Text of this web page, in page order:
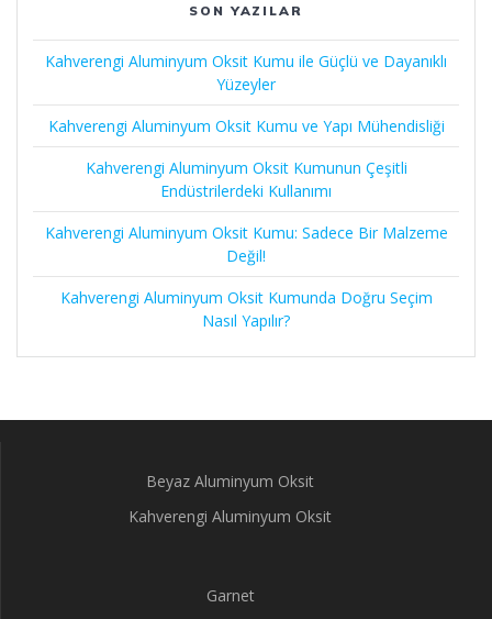
SON YAZILAR
Kahverengi Aluminyum Oksit Kumu ile Güçlü ve Dayanıklı
Yüzeyler
Kahverengi Aluminyum Oksit Kumu ve Yapı Mühendisliği
Kahverengi Aluminyum Oksit Kumunun Çeşitli
Endüstrilerdeki Kullanımı
Kahverengi Aluminyum Oksit Kumu: Sadece Bir Malzeme
Değil!
Kahverengi Aluminyum Oksit Kumunda Doğru Seçim
Nasıl Yapılır?
Beyaz Aluminyum Oksit
Kahverengi Aluminyum Oksit
Garnet